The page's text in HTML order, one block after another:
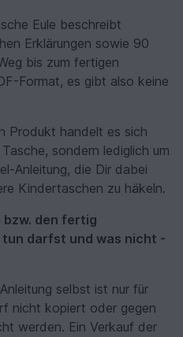
Eule beschreibt
Erklärungen sowie 90
bis zum fertigen
Format, es gibt also keine
Produkt handelt es sich
sondern lediglich um
Anleitung, die Dir dabei
Kindertaschen zu häkeln.
bzw. den fertig
darfst und was nicht -
selbst ist nur für
nicht kopiert oder gegen
werden. Ein Verkauf der